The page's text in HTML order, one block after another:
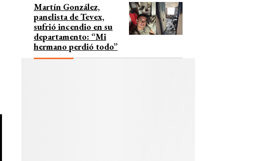
Martín González,
panelista de Tevex,
sufrió incendio en su
departamento: “Mi
hermano perdió todo”